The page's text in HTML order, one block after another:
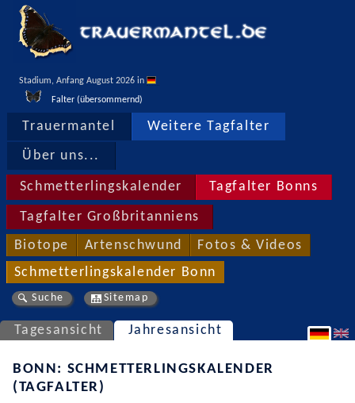
Stadium, Anfang August 2026 in
Falter (übersommernd)
Trauermantel Weitere Tagfalter
Über uns...
Schmetterlingskalender Tagfalter Bonns
Tagfalter Großbritanniens
Biotope Artenschwund Fotos & Videos
Schmetterlingskalender Bonn
Suche Sitemap
Tagesansicht Jahresansicht
BONN: SCHMETTERLINGSKALENDER
(TAGFALTER)